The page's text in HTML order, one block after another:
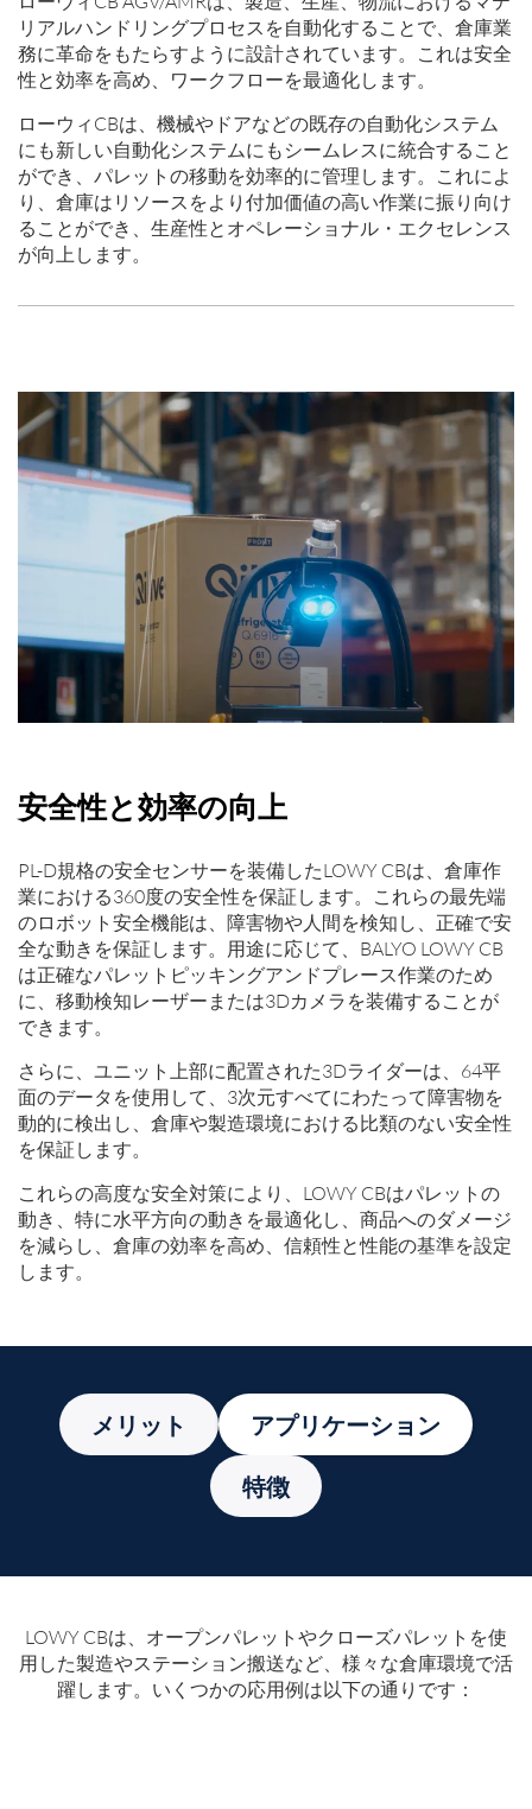
リアルハンドリングプロセスを自動化することで、倉庫業
務に革命をもたらすように設計されています。これは安全
性と効率を高め、ワークフローを最適化します。
ローウィCBは、機械やドアなどの既存の自動化システム
にも新しい自動化システムにもシームレスに統合すること
ができ、パレットの移動を効率的に管理します。これによ
り、倉庫はリソースをより付加価値の高い作業に振り向け
ることができ、生産性とオペレーショナル・エクセレンス
が向上します。
安全性と効率の向上
PL-D規格の安全センサーを装備したLOWY CBは、倉庫作
業における360度の安全性を保証します。これらの最先端
のロボット安全機能は、障害物や人間を検知し、正確で安
全な動きを保証します。用途に応じて、BALYO LOWY CB
は正確なパレットピッキングアンドプレース作業のため
に、移動検知レーザーまたは3Dカメラを装備することが
できます。
さらに、ユニット上部に配置された3Dライダーは、64平
面のデータを使用して、3次元すべてにわたって障害物を
動的に検出し、倉庫や製造環境における比類のない安全性
を保証します。
これらの高度な安全対策により、LOWY CBはパレットの
動き、特に水平方向の動きを最適化し、商品へのダメージ
を減らし、倉庫の効率を高め、信頼性と性能の基準を設定
します。
メリット アプリケーション
特徴
LOWY CBは、オープンパレットやクローズパレットを使
用した製造やステーション搬送など、様々な倉庫環境で活
躍します。いくつかの応用例は以下の通りです：